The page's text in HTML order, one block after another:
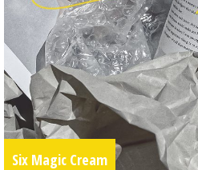
Six Magic Cream